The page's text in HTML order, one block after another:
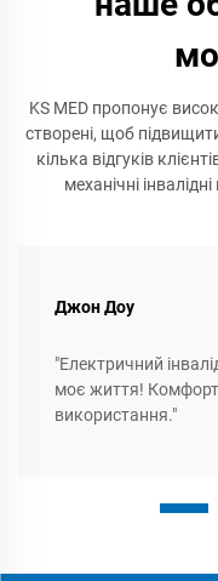
KS MED пропонує
створені, щоб
кілька відгуків
механічні
Джон Доу
"Електричний
моє життя!
використання."